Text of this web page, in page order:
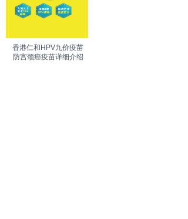
香港仁和HPV九价疫苗
防宫颈癌疫苗详细介绍